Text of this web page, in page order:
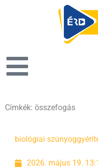
Címkék: összefogás
biológiai
2026. május 19.